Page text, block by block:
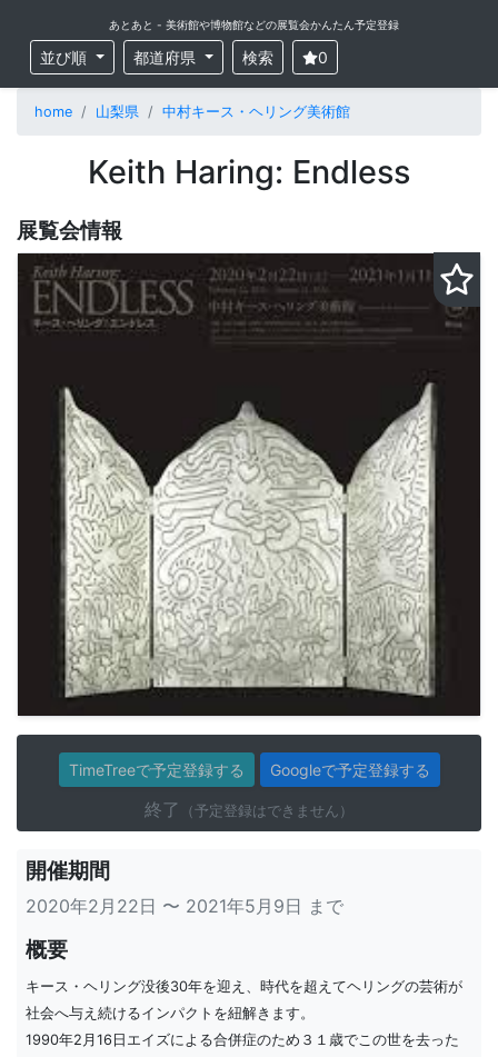
あとあと - 美術館や博物館などの展覧会かんたん予定登録
並び順 都道府県 検索 0
home 山梨県 中村キース・ヘリング美術館
Keith Haring: Endless
展覧会情報
TimeTreeで予定登録する Googleで予定登録する
終了 （予定登録はできません）
開催期間
2020年2月22日 〜 2021年5月9日 まで
概要
キース・ヘリング没後30年を迎え、時代を超えてヘリングの芸術が
社会へ与え続けるインパクトを紐解きます。
1990年2月16日エイズによる合併症のため３１歳でこの世を去った